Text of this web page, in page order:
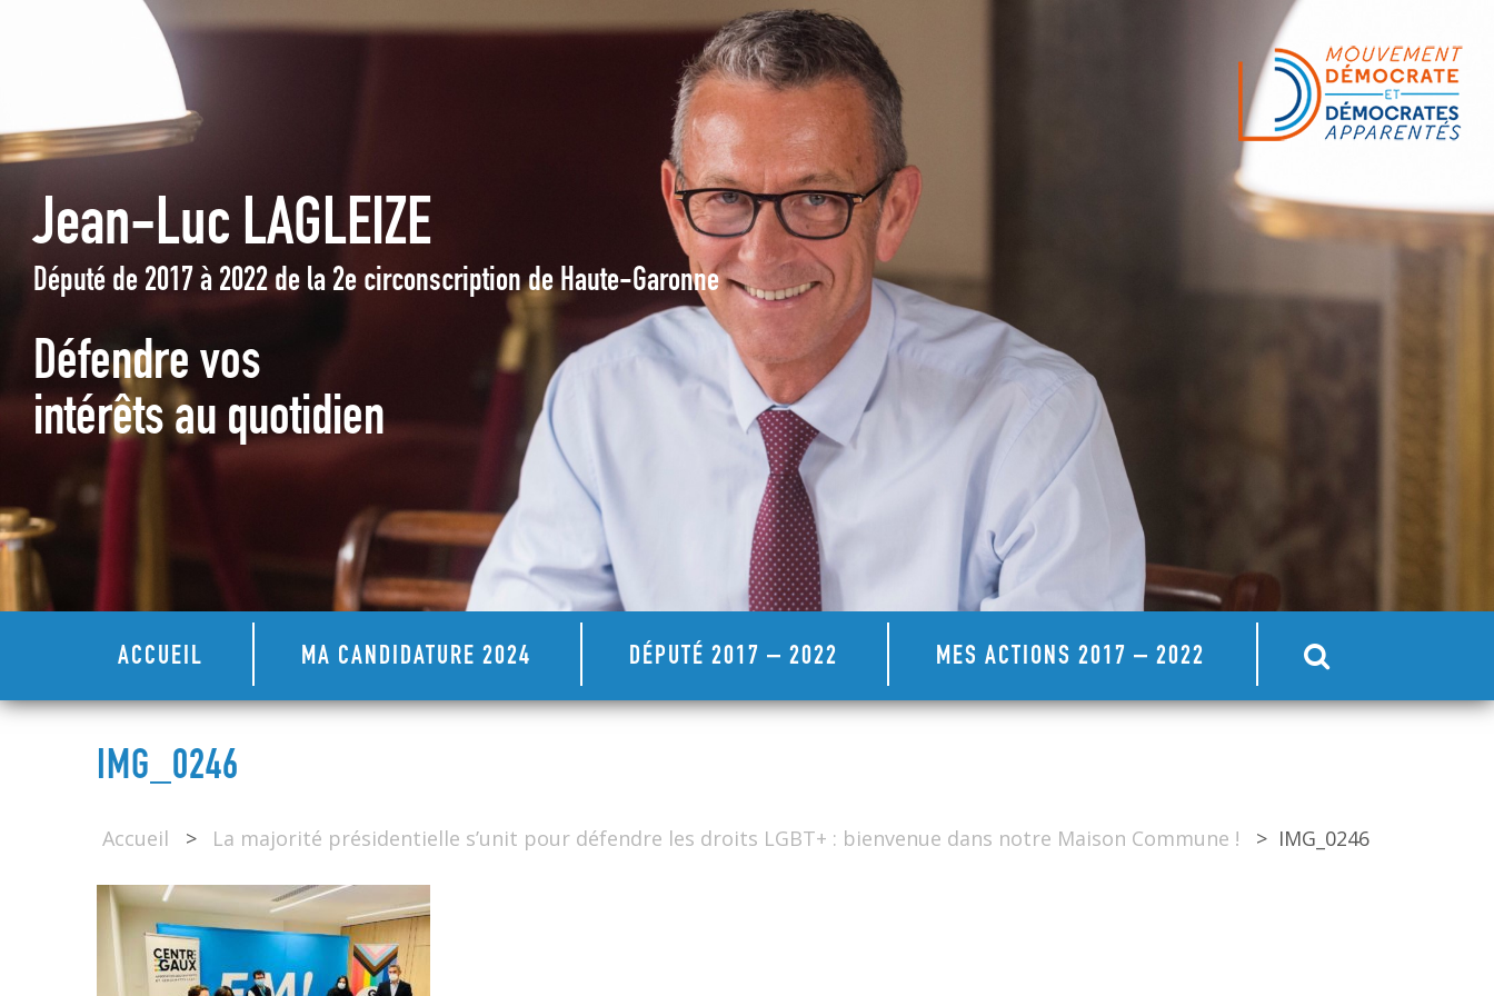
Jean-Luc LAGLEIZE
Député de 2017 à 2022 de la 2e circonscription de Haute-Garonne
Défendre vos
intérêts au quotidien
ACCUEIL MA CANDIDATURE 2024 DÉPUTÉ 2017 – 2022 MES ACTIONS 2017 – 2022
IMG_0246
Accueil > La majorité présidentielle s’unit pour défendre les droits LGBT+ : bienvenue dans notre Maison Commune ! > IMG_0246